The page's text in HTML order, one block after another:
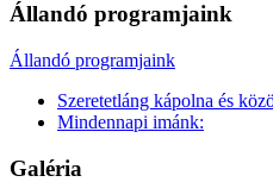
Állandó programjaink
Állandó programjaink
Szeretetláng kápolna és
Mindennapi imánk:
Galéria